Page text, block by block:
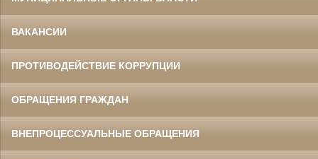
ВАКАНСИИ
ПРОТИВОДЕЙСТВИЕ КОРРУПЦИИ
ОБРАЩЕНИЯ ГРАЖДАН
ВНЕПРОЦЕССУАЛЬНЫЕ ОБРАЩЕНИЯ